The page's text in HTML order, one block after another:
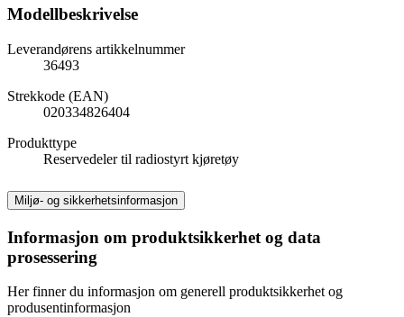
Modellbeskrivelse
Leverandørens artikkelnummer
36493
Strekkode (EAN)
020334826404
Produkttype
Reservedeler til radiostyrt kjøretøy
Miljø- og sikkerhetsinformasjon
Informasjon om produktsikkerhet og data
prosessering
Her finner du informasjon om generell produktsikkerhet og
produsentinformasjon